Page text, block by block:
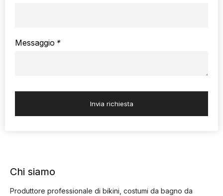
*
Messaggio
Invia richiesta
Chi siamo
Produttore professionale di bikini, costumi da bagno da